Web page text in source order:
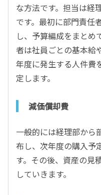
な方法です。担当は経
です。最初に部門責任
し、予算編成をまとめ
者は社員ごとの基本給
年度に発生する人件費
定します。
減価償却費
一般的には経理部から
布し、次年度の購入予
す。その後、資産の見
していきます。